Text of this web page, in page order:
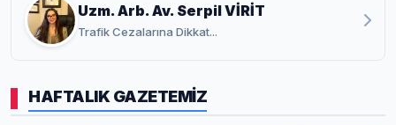
Uzm. Arb. Av. Serpil VİRİT
Trafik Cezalarına Dikkat...
HAFTALIK GAZETEMİZ